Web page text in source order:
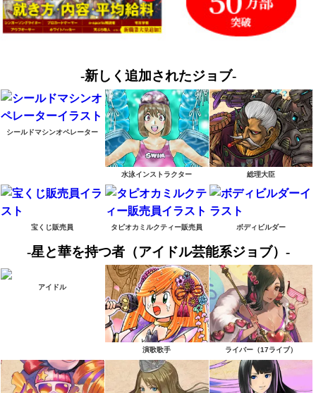
-新しく追加されたジョブ-
シールドマシンオペレーター
水泳インストラクター 総理大臣
宝くじ販売員 タピオカミルクティー販売員 ボディビルダー
-星と華を持つ者（アイドル芸能系ジョブ）-
アイドル
演歌歌手 ライバー（17ライブ）